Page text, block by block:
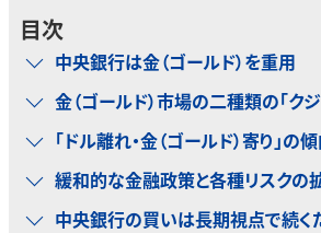
目次
中央銀行は金（ゴールド）を重用
金（ゴールド）市場の二種類の「クジ
「ドル離れ・金（ゴールド）寄り」の
緩和的な金融政策と各種リスクの
中央銀行の買いは長期視点で続く